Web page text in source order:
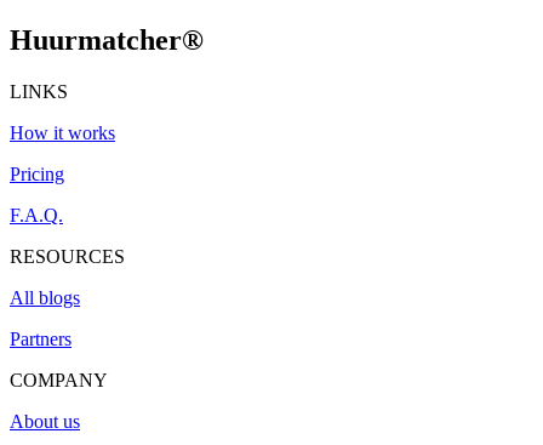
Huurmatcher®
LINKS
How it works
Pricing
F.A.Q.
RESOURCES
All blogs
Partners
COMPANY
About us